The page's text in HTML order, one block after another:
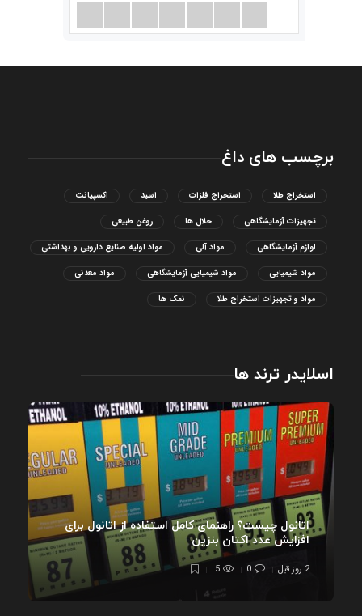
برچسب های داغ
استخراج طلا استخراج فلزات اسید اکسپیانت
تجهیزات آزمایشگاهی حلال ها روغن طبیعی
لوازم آزمایشگاهی مواد آلی مواد اولیه صنایع دارویی و بهداشتی
مواد شیمیایی مواد شیمیایی آزمایشگاهی مواد معدنی
مواد و تجهیزات استخراج طلا نمک ها
اسلایدر ترند ها
اتانول چیست؟ راهنمای کامل استفاده از اتانول برای
افزایش عدد اکتان بنزین
2 روز قبل 0
5